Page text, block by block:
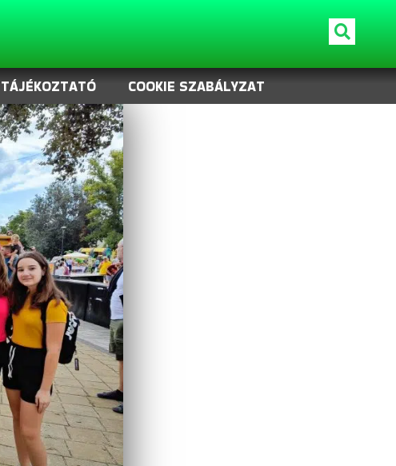
COOKIE SZABÁLYZAT